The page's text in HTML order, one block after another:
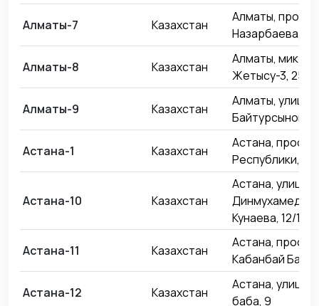
Алматы-7 Казахстан
Алматы,
Назарбаева,
Алматы-8 Казахстан
Алматы,
Жетысу-3, 25
Алматы-9 Казахстан
Алматы, улица
Байтурсынова,
Астана-1 Казахстан
Астана,
Республики, 27
Астана-10 Казахстан
Астана, улица
Динмухамеда
Кунаева, 12/1
Астана-11 Казахстан
Астана,
Кабанбай
Астана-12 Казахстан
Астана, улица
баба, 9